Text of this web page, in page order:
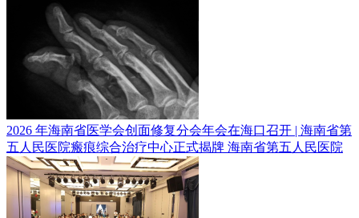
2026 年海南省医学会创面修复分会年会在海口召开 | 海南省第
五人民医院瘢痕综合治疗中心正式揭牌 海南省第五人民医院